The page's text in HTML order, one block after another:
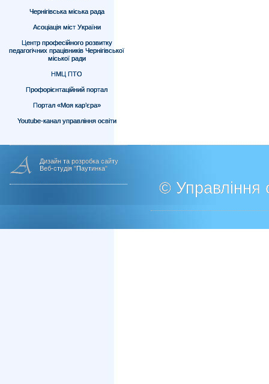
Чернігівська міська рада
Асоціація міст України
Центр професійного розвитку
педагогічних працівників Чернігівської
міської ради
НМЦ ПТО
Профорієнтаційний портал
Портал «Моя кар’єра»
Youtube-канал управління освіти
Дизайн та розробка сайту
Веб-студія "Паутинка"
© Управління